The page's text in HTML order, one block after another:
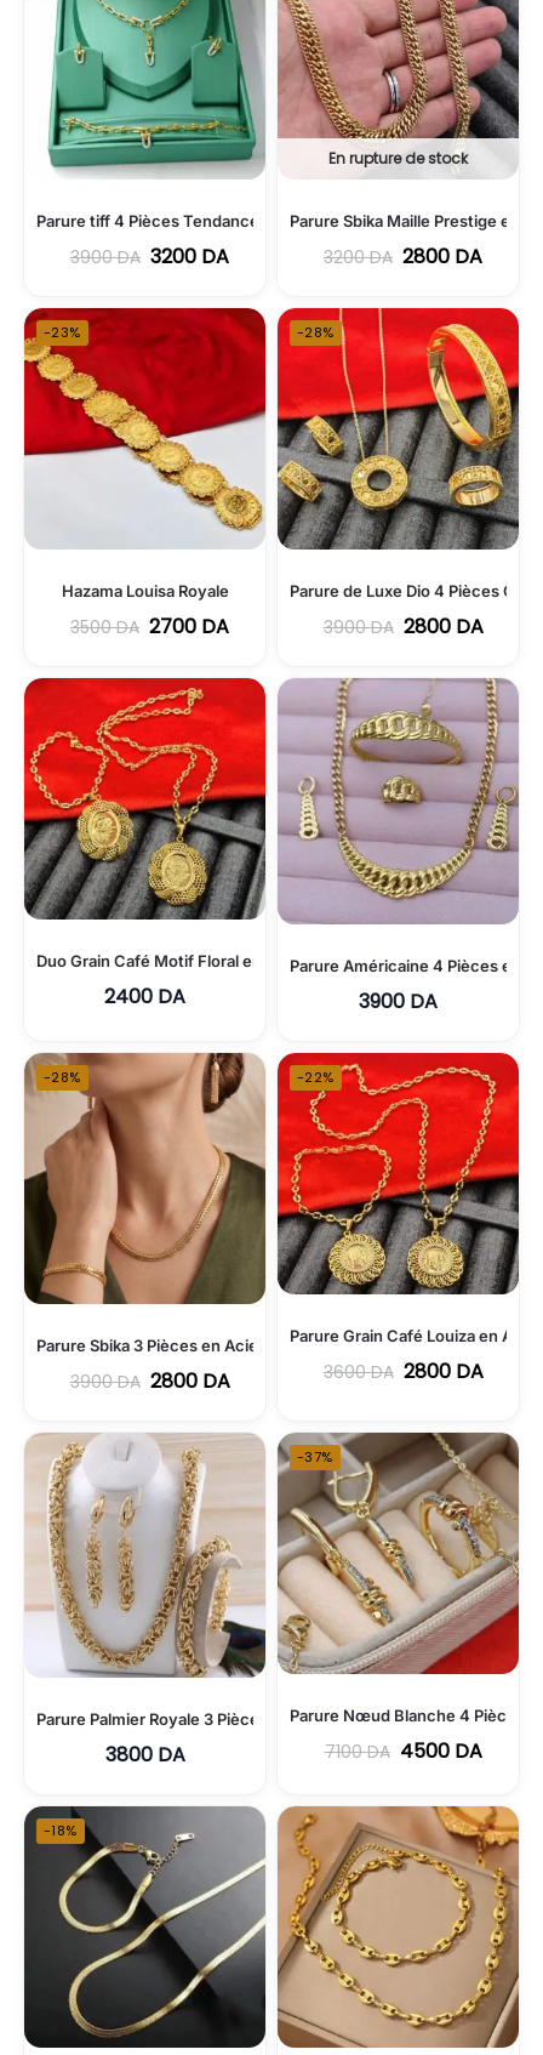
Parure tiff 4 Pièces Tendance en Acier Inoxydable 316L
3900DA 3200 DA
En rupture de stock
Parure Sbika Maille Prestige en
3200DA 2800 DA
-23%
Hazama Louisa Royale
3500DA 2700 DA
-28%
Parure de Luxe Dio 4 Pièces
3900DA 2800 DA
Duo Grain Café Motif Floral en Acier Inoxydable
2400 DA
Parure Américaine 4 Pièces en
3900 DA
-28%
Parure Sbika 3 Pièces en Acier Inoxydable
3900DA 2800 DA
-22%
Parure Grain Café Louiza en
3600DA 2800 DA
Parure Palmier Royale 3 Pièces en Acier Inoxydable
3800 DA
-37%
Parure Nœud Blanche 4 Pièces
7100DA 4500 DA
-18%